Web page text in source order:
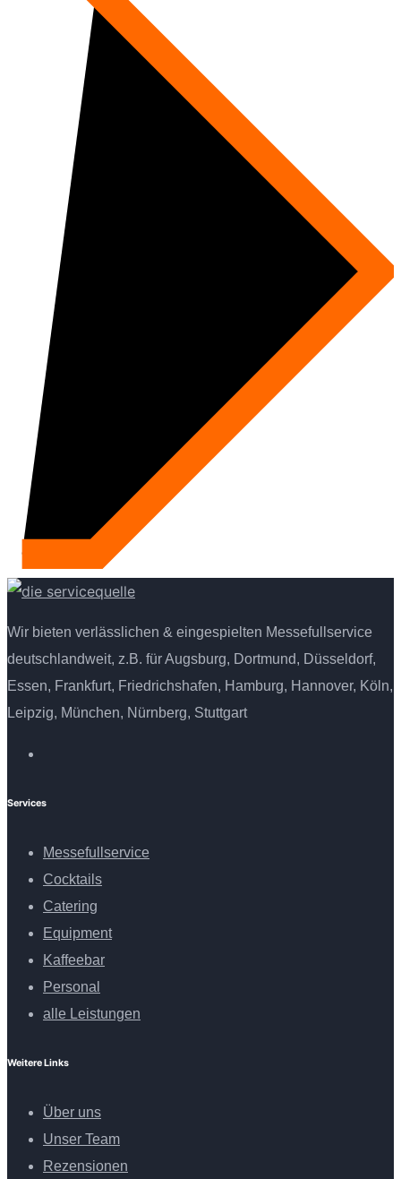
Wir bieten verlässlichen & eingespielten Messefullservice
deutschlandweit, z.B. für Augsburg, Dortmund, Düsseldorf,
Essen, Frankfurt, Friedrichshafen, Hamburg, Hannover, Köln,
Leipzig, München, Nürnberg, Stuttgart
Services
Messefullservice
Cocktails
Catering
Equipment
Kaffeebar
Personal
alle Leistungen
Weitere Links
Über uns
Unser Team
Rezensionen